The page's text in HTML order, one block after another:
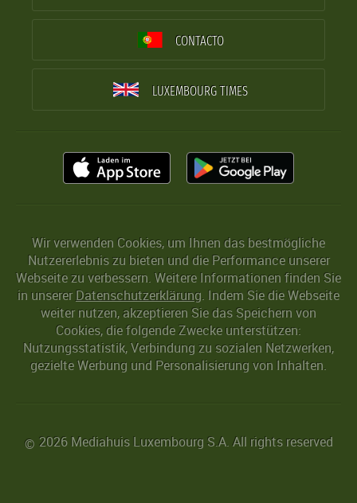
CONTACTO
LUXEMBOURG TIMES
Wir verwenden Cookies, um Ihnen das bestmögliche
Nutzererlebnis zu bieten und die Performance unserer
Webseite zu verbessern. Weitere Informationen finden Sie
in unserer Datenschutzerklärung. Indem Sie die Webseite
weiter nutzen, akzeptieren Sie das Speichern von
Cookies, die folgende Zwecke unterstützen:
Nutzungsstatistik, Verbindung zu sozialen Netzwerken,
gezielte Werbung und Personalisierung von Inhalten.
© 2026 Mediahuis Luxembourg S.A. All rights reserved